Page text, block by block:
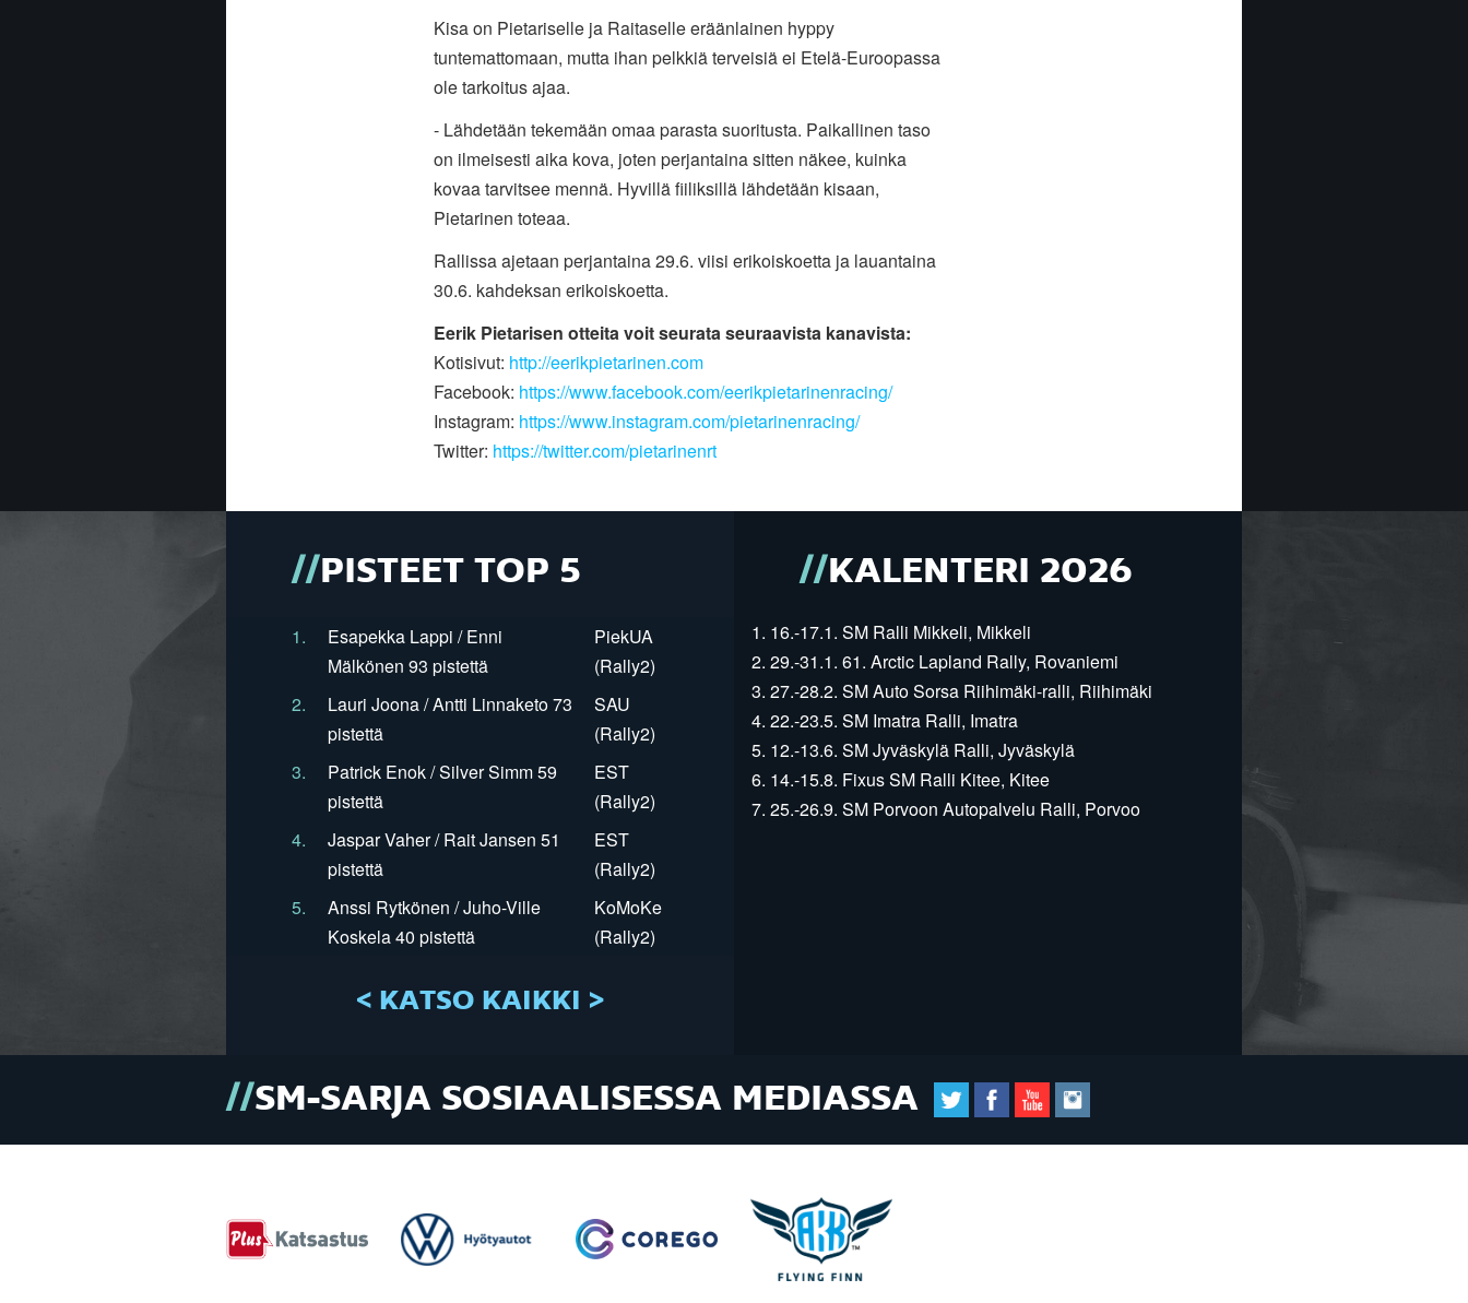
Kisa on Pietariselle ja Raitaselle eräänlainen hyppy
tuntemattomaan, mutta ihan pelkkiä terveisiä ei Etelä-Euroopassa
ole tarkoitus ajaa.
- Lähdetään tekemään omaa parasta suoritusta. Paikallinen taso
on ilmeisesti aika kova, joten perjantaina sitten näkee, kuinka
kovaa tarvitsee mennä. Hyvillä fiiliksillä lähdetään kisaan,
Pietarinen toteaa.
Rallissa ajetaan perjantaina 29.6. viisi erikoiskoetta ja lauantaina
30.6. kahdeksan erikoiskoetta.
Eerik Pietarisen otteita voit seurata seuraavista kanavista:
Kotisivut: http://eerikpietarinen.com
Facebook: https://www.facebook.com/eerikpietarinenracing/
Instagram: https://www.instagram.com/pietarinenracing/
Twitter: https://twitter.com/pietarinenrt
PISTEET TOP 5
1.
Esapekka Lappi / Enni
Mälkönen 93 pistettä
PiekUA
(Rally2)
2.
Lauri Joona / Antti Linnaketo 73
pistettä
SAU
(Rally2)
3.
Patrick Enok / Silver Simm 59
pistettä
EST
(Rally2)
4.
Jaspar Vaher / Rait Jansen 51
pistettä
EST
(Rally2)
5.
Anssi Rytkönen / Juho-Ville
Koskela 40 pistettä
KoMoKe
(Rally2)
< KATSO KAIKKI >
KALENTERI 2026
1. 16.-17.1. SM Ralli Mikkeli, Mikkeli
2. 29.-31.1. 61. Arctic Lapland Rally, Rovaniemi
3. 27.-28.2. SM Auto Sorsa Riihimäki-ralli, Riihimäki
4. 22.-23.5. SM Imatra Ralli, Imatra
5. 12.-13.6. SM Jyväskylä Ralli, Jyväskylä
6. 14.-15.8. Fixus SM Ralli Kitee, Kitee
7. 25.-26.9. SM Porvoon Autopalvelu Ralli, Porvoo
SM-SARJA SOSIAALISESSA MEDIASSA